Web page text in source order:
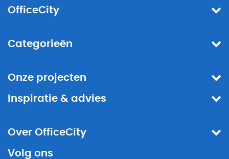
OfficeCity
Categorieën
Onze projecten
Inspiratie & advies
Over OfficeCity
Volg ons